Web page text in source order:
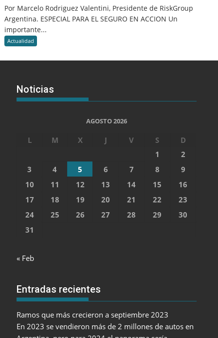
Por Marcelo Rodriguez Valentini, Presidente de RiskGroup
Argentina. ESPECIAL PARA EL SEGURO EN ACCION Un
importante...
Actualidad
Noticias
AGOSTO 2026
L M X J V S
D
1
2
3
4 5 6 7 8
9
10
11 12 13 14 15
16
17
18 19 20 21 22
23
24
25 26 27 28 29
30
31
« Feb
Entradas recientes
Ramos que más crecieron a septiembre 2023
En 2023 se vendieron más de 2 millones de autos en